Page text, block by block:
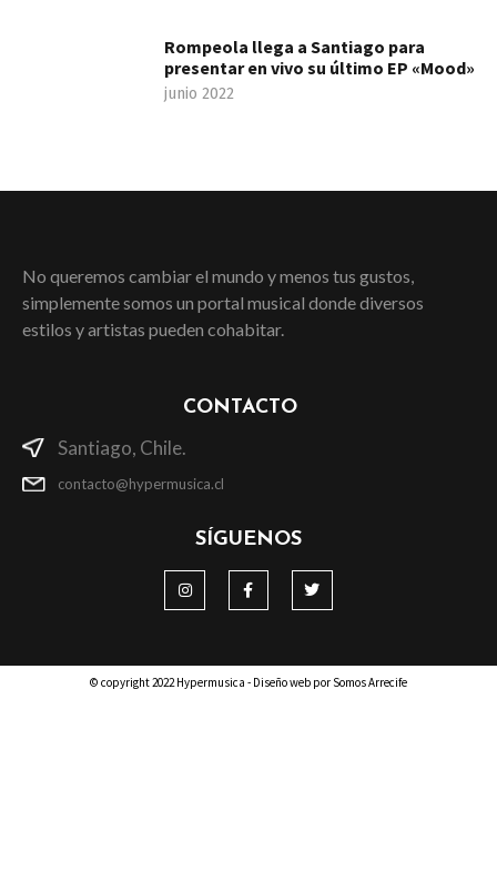
Rompeola llega a Santiago para
presentar en vivo su último EP «Mood»
junio 2022
No queremos cambiar el mundo y menos tus gustos,
simplemente somos un portal musical donde diversos
estilos y artistas pueden cohabitar.
CONTACTO
Santiago, Chile.
contacto@hypermusica.cl
SÍGUENOS
© copyright 2022 Hypermusica - Diseño web por Somos Arrecife